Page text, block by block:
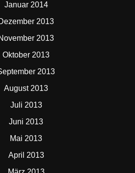
Januar 2014
2013
2013
Oktober 2013
2013
August 2013
Juli 2013
Juni 2013
Mai 2013
April 2013